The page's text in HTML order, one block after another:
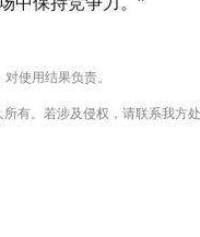
使用结果负责。
有。若涉及侵权，请联系我方处